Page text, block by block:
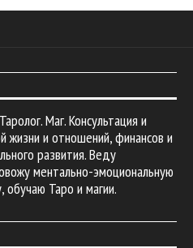
Маг. Консультация и
жизни и отношений, финансов и
развития. Веду
ментально-эмоциональную
Таро и магии.